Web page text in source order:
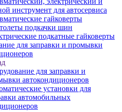
инструмент для автосервиса
гайковерты
подкачки шин
подкатные гайковерты
для заправки и промывки
для заправки и
автокондиционеров
установки для
автомобильных